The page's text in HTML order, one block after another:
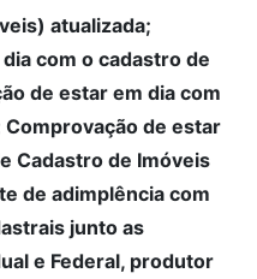
atualizada;
com o cadastro de
de estar em dia com
de estar
Cadastro de Imóveis
de adimplência com
junto as
e Federal, produtor